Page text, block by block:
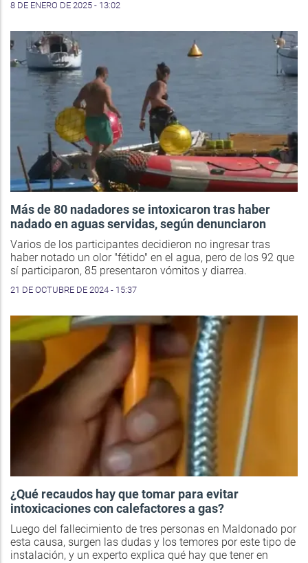
8 DE ENERO DE 2025 - 13:02
Más de 80 nadadores se intoxicaron tras haber
nadado en aguas servidas, según denunciaron
Varios de los participantes decidieron no ingresar tras
haber notado un olor "fétido" en el agua, pero de los 92 que
sí participaron, 85 presentaron vómitos y diarrea.
21 DE OCTUBRE DE 2024 - 15:37
¿Qué recaudos hay que tomar para evitar
intoxicaciones con calefactores a gas?
Luego del fallecimiento de tres personas en Maldonado por
esta causa, surgen las dudas y los temores por este tipo de
instalación, y un experto explica qué hay que tener en